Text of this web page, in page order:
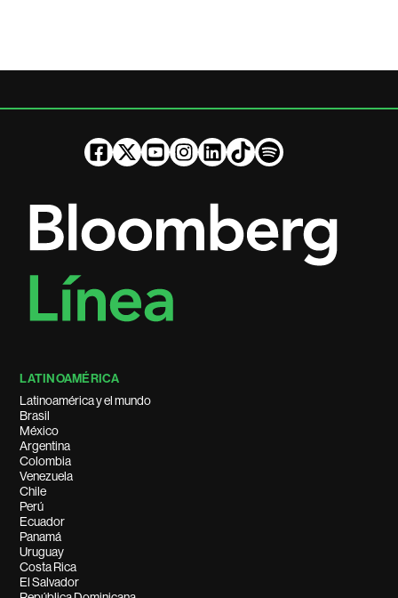
LATINOAMÉRICA
Latinoamérica y el mundo
Brasil
México
Argentina
Colombia
Venezuela
Chile
Perú
Ecuador
Panamá
Uruguay
Costa Rica
El Salvador